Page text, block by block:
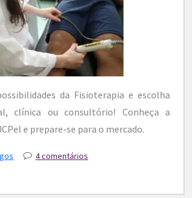
da Fisioterapia e escolha
clínica ou consultório! Conheça a
e prepare-se para o mercado.
4 comentários